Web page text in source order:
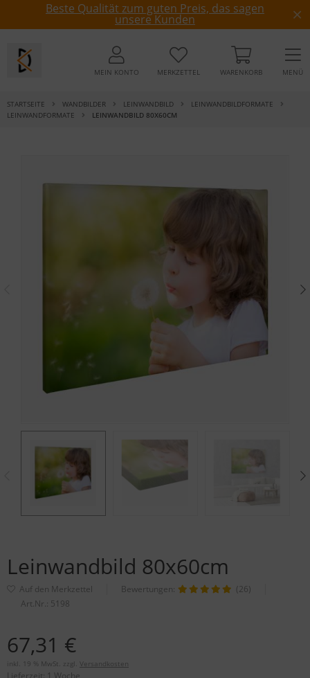
Beste Qualität zum guten Preis, das sagen
unsere Kunden
MEIN KONTO MERKZETTEL WARENKORB MENÜ
STARTSEITE WANDBILDER LEINWANDBILD
LEINWANDBILDFORMATE
LEINWANDFORMATE
LEINWANDBILD 80X60CM
Leinwandbild 80x60cm
Bewertungen:
(26)
Art.Nr.: 5198
67,31 €
inkl. 19 % MwSt. zzgl. Versandkosten
Lieferzeit: 1 Woche